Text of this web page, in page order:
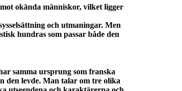
okända människor, vilket ligger
och utmaningar. Men
hundras som passar både den
samma ursprung som franska
den levde. Man talar om tre olika